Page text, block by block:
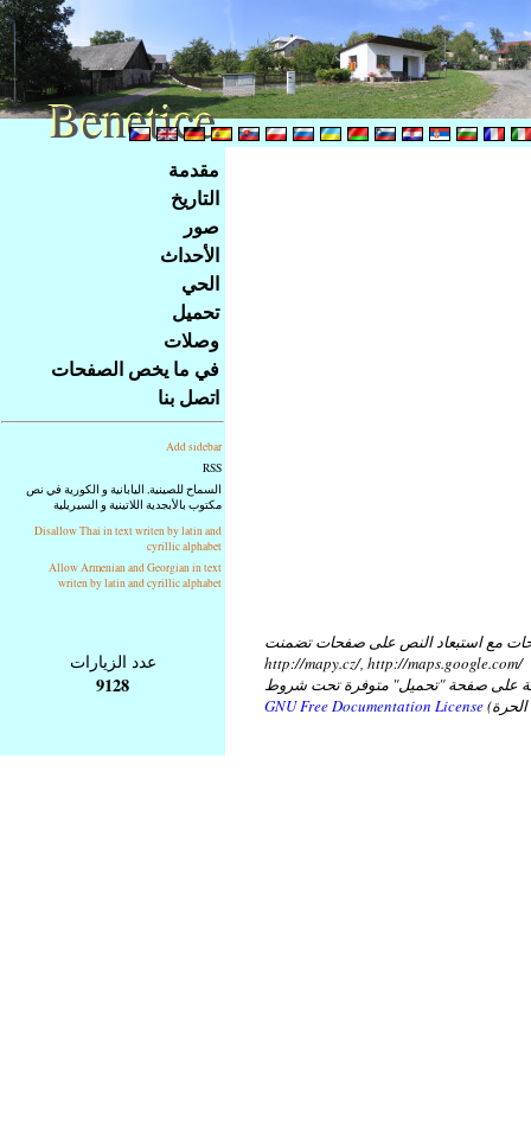
základní
strana
مقدمة
التاريخ
صور
الأحداث
الحي
تحميل
وصلات
في ما يخص الصفحات
اتصل بنا
Add sidebar
RSS
السماح للصينية, اليابانية و الكورية في نص
مكتوب بالأبجدية اللاتينية و السيريلية
Disallow Thai in text writen by latin and
cyrillic alphabet
Allow Armenian and Georgian in text
writen by latin and cyrillic alphabet
عدد الزيارات
9128
مع استبعاد النص على صفحات تضمنت
http://mapy.cz/, http://maps.google.com/
على صفحة "تحميل" متوفرة تحت شروط
GNU Free Documentation License
Benetice
Benetice